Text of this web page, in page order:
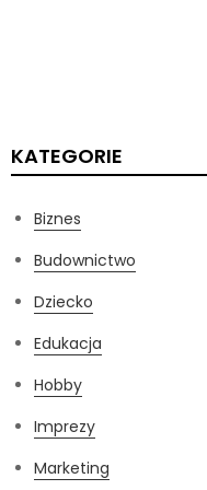
KATEGORIE
Biznes
Budownictwo
Dziecko
Edukacja
Hobby
Imprezy
Marketing